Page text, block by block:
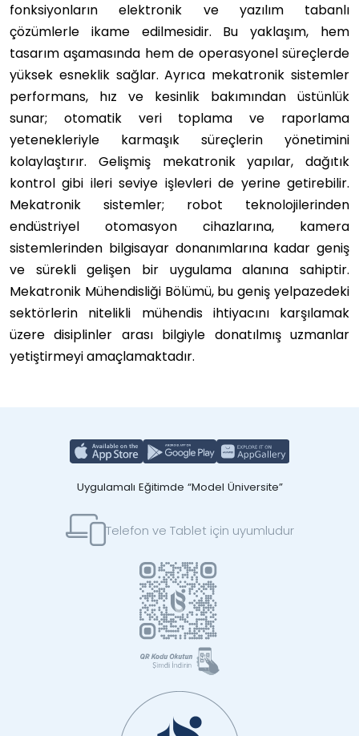
fonksiyonların elektronik ve yazılım tabanlı
çözümlerle ikame edilmesidir. Bu yaklaşım, hem
tasarım aşamasında hem de operasyonel süreçlerde
yüksek esneklik sağlar. Ayrıca mekatronik sistemler
performans, hız ve kesinlik bakımından üstünlük
sunar; otomatik veri toplama ve raporlama
yetenekleriyle karmaşık süreçlerin yönetimini
kolaylaştırır. Gelişmiş mekatronik yapılar, dağıtık
kontrol gibi ileri seviye işlevleri de yerine getirebilir.
Mekatronik sistemler; robot teknolojilerinden
endüstriyel otomasyon cihazlarına, kamera
sistemlerinden bilgisayar donanımlarına kadar geniş
ve sürekli gelişen bir uygulama alanına sahiptir.
Mekatronik Mühendisliği Bölümü, bu geniş yelpazedeki
sektörlerin nitelikli mühendis ihtiyacını karşılamak
üzere disiplinler arası bilgiyle donatılmış uzmanlar
yetiştirmeyi amaçlamaktadır.
Uygulamalı Eğitimde “Model Üniversite”
Telefon ve Tablet için uyumludur